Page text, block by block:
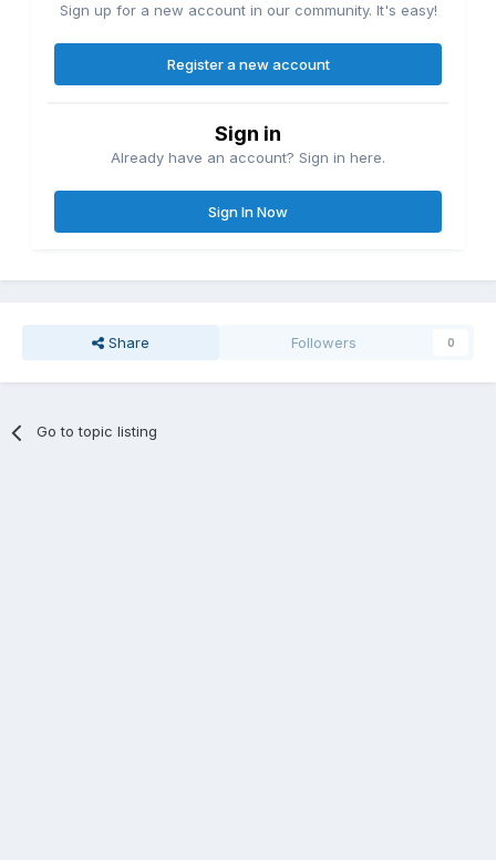
Sign up for a new account in our community. It's easy!
Register a new account
Sign in
Already have an account? Sign in here.
Sign In Now
Share Followers 0
Go to topic listing